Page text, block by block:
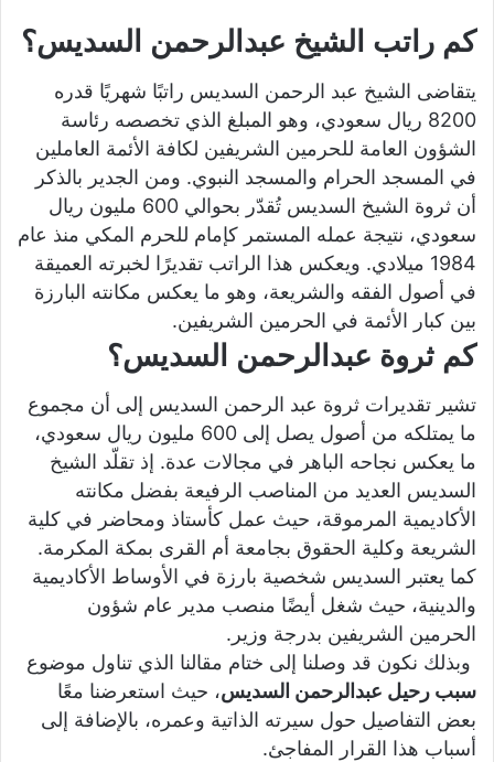
كم راتب الشيخ عبدالرحمن السديس؟
يتقاضى الشيخ عبد الرحمن السديس راتبًا شهريًا قدره
8200 ريال سعودي، وهو المبلغ الذي تخصصه رئاسة
الشؤون العامة للحرمين الشريفين لكافة الأئمة العاملين
في المسجد الحرام والمسجد النبوي. ومن الجدير بالذكر
أن ثروة الشيخ السديس تُقدّر بحوالي 600 مليون ريال
سعودي، نتيجة عمله المستمر كإمام للحرم المكي منذ عام
1984 ميلادي. ويعكس هذا الراتب تقديرًا لخبرته العميقة
في أصول الفقه والشريعة، وهو ما يعكس مكانته البارزة
بين كبار الأئمة في الحرمين الشريفين.
كم ثروة عبدالرحمن السديس؟
تشير تقديرات ثروة عبد الرحمن السديس إلى أن مجموع
ما يمتلكه من أصول يصل إلى 600 مليون ريال سعودي،
ما يعكس نجاحه الباهر في مجالات عدة. إذ تقلّد الشيخ
السديس العديد من المناصب الرفيعة بفضل مكانته
الأكاديمية المرموقة، حيث عمل كأستاذ ومحاضر في كلية
الشريعة وكلية الحقوق بجامعة أم القرى بمكة المكرمة.
كما يعتبر السديس شخصية بارزة في الأوساط الأكاديمية
والدينية، حيث شغل أيضًا منصب مدير عام شؤون
الحرمين الشريفين بدرجة وزير.
وبذلك نكون قد وصلنا إلى ختام مقالنا الذي تناول موضوع
سبب رحيل عبدالرحمن السديس، حيث استعرضنا معًا
بعض التفاصيل حول سيرته الذاتية وعمره، بالإضافة إلى
أسباب هذا القرار المفاجئ.